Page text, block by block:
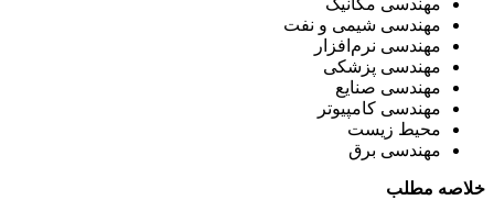
مهندسی مکانیک
مهندسی شیمی و نفت
مهندسی نرم‌افزار
مهندسی پزشکی
مهندسی صنایع
مهندسی کامپیوتر
محیط زیست
مهندسی برق
خلاصه مطلب